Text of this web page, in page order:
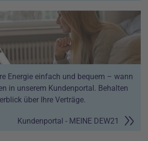
Energie einfach und bequem – wann
in unserem Kundenportal. Behalten
über Ihre Verträge.
Kundenportal - MEINE DEW21